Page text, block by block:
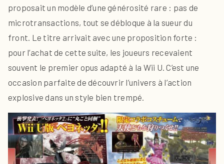
proposait un modèle d’une générosité rare : pas de
microtransactions, tout se débloque à la sueur du
front. Le titre arrivait avec une proposition forte :
pour l’achat de cette suite, les joueurs recevaient
souvent le premier opus adapté à la Wii U. C’est une
occasion parfaite de découvrir l’univers à l’action
explosive dans un style bien trempé.